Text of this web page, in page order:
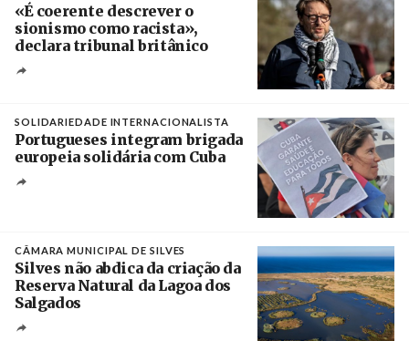
«É coerente descrever o
sionismo como racista»,
declara tribunal britânico
SOLIDARIEDADE INTERNACIONALISTA
Portugueses integram brigada
europeia solidária com Cuba
CÂMARA MUNICIPAL DE SILVES
Silves não abdica da criação da
Reserva Natural da Lagoa dos
Salgados